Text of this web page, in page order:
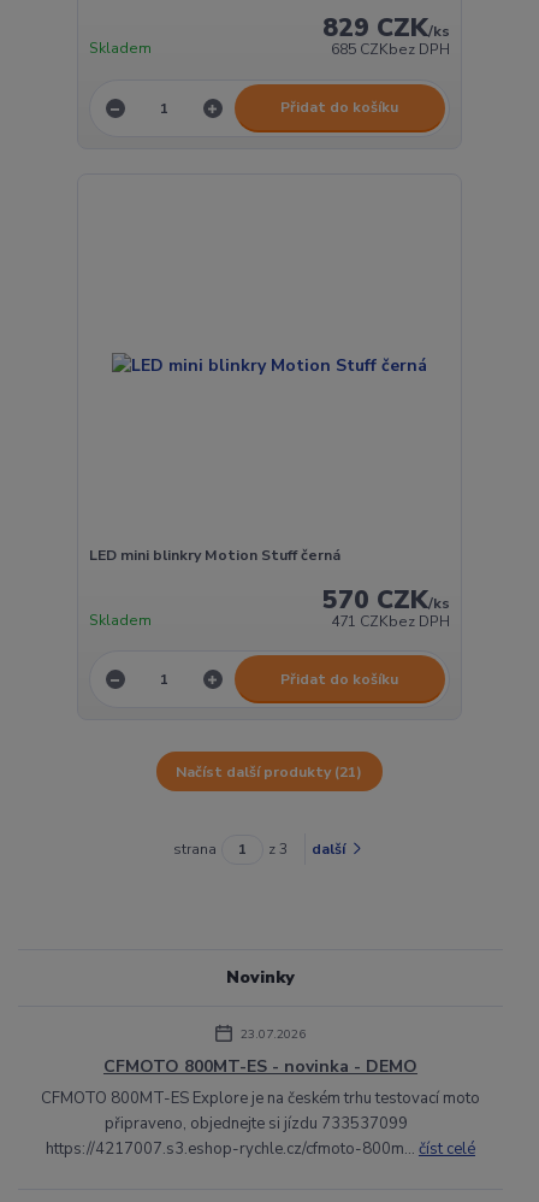
829 CZK/ks
685 CZKbez DPH
Skladem
Přidat do košíku
LED mini blinkry Motion Stuff černá
570 CZK/ks
471 CZKbez DPH
Skladem
Přidat do košíku
Načíst další produkty (21)
strana z 3 další
Novinky
23.07.2026
CFMOTO 800MT-ES - novinka - DEMO
CFMOTO 800MT-ES Explore je na českém trhu testovací moto
připraveno, objednejte si jízdu 733537099
https://4217007.s3.eshop-rychle.cz/cfmoto-800m... číst celé